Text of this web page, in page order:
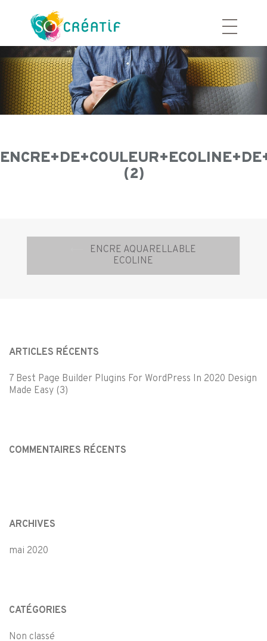
contenu
(2)
NavigationENCRE AQUARELLABLE
ECOLINE
ARTICLES RÉCENTS
7 Best Page Builder Plugins For WordPress In 2020 Design
Made Easy (3)
COMMENTAIRES RÉCENTS
ARCHIVES
mai 2020
CATÉGORIES
Non classé